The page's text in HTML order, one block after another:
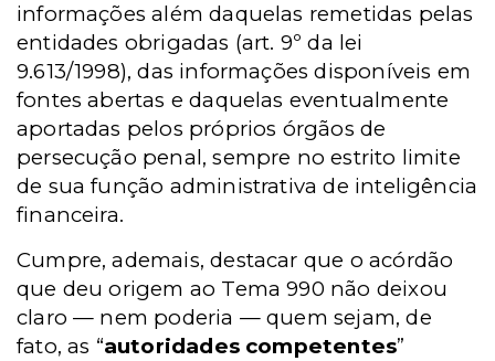
informações além daquelas remetidas pelas
entidades obrigadas (art. 9º da lei
9.613/1998), das informações disponíveis em
fontes abertas e daquelas eventualmente
aportadas pelos próprios órgãos de
persecução penal, sempre no estrito limite
de sua função administrativa de inteligência
financeira.
Cumpre, ademais, destacar que o acórdão
que deu origem ao Tema 990 não deixou
claro — nem poderia — quem sejam, de
fato, as “autoridades competentes”